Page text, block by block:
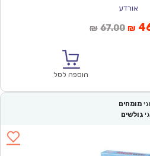
אורדע
₪ 67.00 ₪
הוספה לסל
מומחים
גולשים